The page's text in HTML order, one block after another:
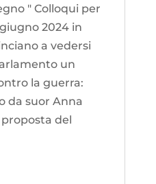
" Colloqui per
2024 in
a vedersi
un
la guerra:
da suor Anna
del